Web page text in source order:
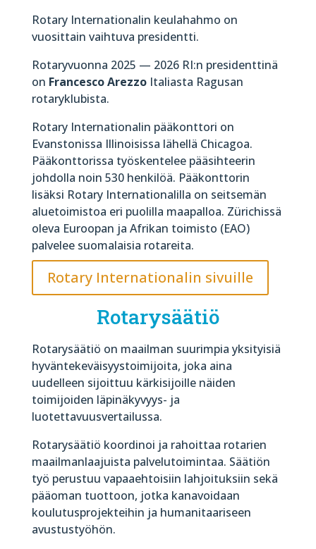
Rotary Internationalin keulahahmo on
vuosittain vaihtuva presidentti.
Rotaryvuonna 2025 — 2026 RI:n presidenttinä
on Francesco Arezzo Italiasta Ragusan
rotaryklubista.
Rotary Internationalin pääkonttori on
Evanstonissa Illinoisissa lähellä Chicagoa.
Pääkonttorissa työskentelee pääsihteerin
johdolla noin 530 henkilöä. Pääkonttorin
lisäksi Rotary Internationalilla on seitsemän
aluetoimistoa eri puolilla maapalloa. Zürichissä
oleva Euroopan ja Afrikan toimisto (EAO)
palvelee suomalaisia rotareita.
Rotary Internationalin sivuille
Rotarysäätiö
Rotarysäätiö on maailman suurimpia yksityisiä
hyväntekeväisyystoimijoita, joka aina
uudelleen sijoittuu kärkisijoille näiden
toimijoiden läpinäkyvyys- ja
luotettavuusvertailussa.
Rotarysäätiö koordinoi ja rahoittaa rotarien
maailmanlaajuista palvelutoimintaa. Säätiön
työ perustuu vapaaehtoisiin lahjoituksiin sekä
pääoman tuottoon, jotka kanavoidaan
koulutusprojekteihin ja humanitaariseen
avustustyöhön.